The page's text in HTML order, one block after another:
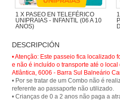
1 X PASEO EN TELEFÉRICO
UNIPRAIAS - INFANTIL (06 A 10
ANOS)
Unipraias en Balneário Camboriú y
tener una vista panorámica de la
ciudad y sus hermosas playas.
DESCRIPCIÓN
• Atenção: Este passeio fica localizado
e não é incluído o transporte até o local
Atlântica, 6006 - Barra Sul Balneário
• Por se tratar de um Combo não é
referente ao passaporte não utilizado.